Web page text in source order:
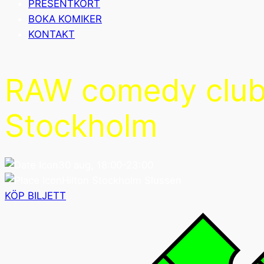
PRESENTKORT
BOKA KOMIKER
KONTAKT
RAW comedy
Stockholm
KÖP BILJETT